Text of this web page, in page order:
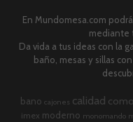
En Mundomesa.com
mediante
Da vida a tus ideas con la
baño, mesas y sillas
bano cajones calidad
imex moderno monomando